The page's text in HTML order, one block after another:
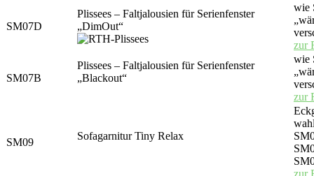
SM07D
Plissees – Faltjalousien für Serienfenster
„DimOut“
wie
zur
SM07B
Plissees – Faltjalousien für Serienfenster
„Blackout“
wie
zur
SM09
Sofagarnitur Tiny Relax
zur